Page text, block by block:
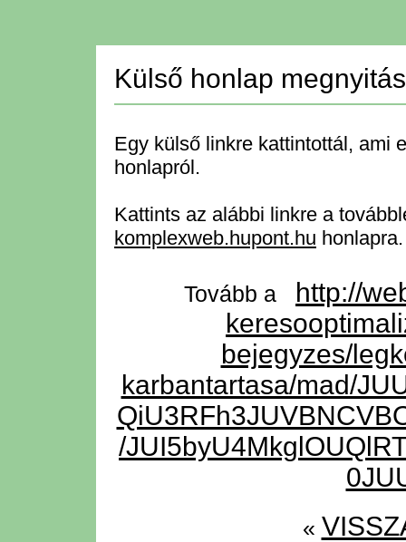
Külső honlap
Egy külső linkre kattintottál, ami
honlapról.
Kattints az alábbi linkre a
komplexweb.hupont.hu honlapra.
Tovább a http://
bejegyzes/
karbantartasa/mad/
/
«